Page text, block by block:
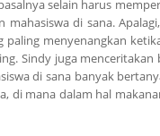
selain harus
di sana.
menyenangkan
Sindy juga
di sana banyak
mana dalam hal